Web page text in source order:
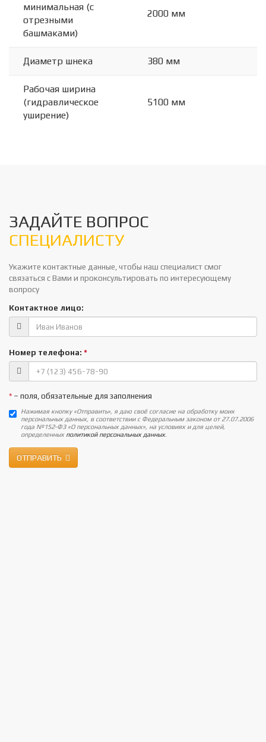
минимальная (с
отрезными
башмаками)
2000 мм
Диаметр шнека 380 мм
Рабочая ширина
(гидравлическое
уширение)
5100 мм
ЗАДАЙТЕ ВОПРОС
СПЕЦИАЛИСТУ
Укажите контактные данные, чтобы наш специалист смог
связаться с Вами и проконсультировать по интересующему
вопросу
Контактное лицо:
Номер телефона: *
* – поля, обязательные для заполнения
Нажимая кнопку «Отправить», я даю своё согласие на обработку моих
персональных данных, в соответствии с Федеральным законом от 27.07.2006
года №152-ФЗ «О персональных данных», на условиях и для целей,
определенных политикой персональных данных.
ОТПРАВИТЬ